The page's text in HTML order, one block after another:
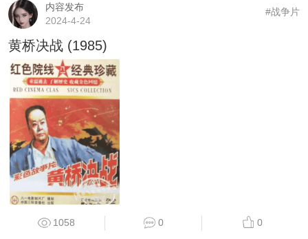
内容发布
2024-4-24
#战争片
黄桥决战 (1985)
1058 0 0